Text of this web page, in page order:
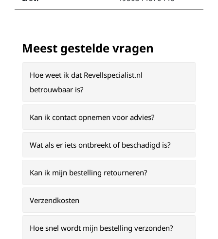
Meest gestelde vragen
Hoe weet ik dat Revellspecialist.nl
betrouwbaar is?
Kan ik contact opnemen voor advies?
Wat als er iets ontbreekt of beschadigd is?
Kan ik mijn bestelling retourneren?
Verzendkosten
Hoe snel wordt mijn bestelling verzonden?